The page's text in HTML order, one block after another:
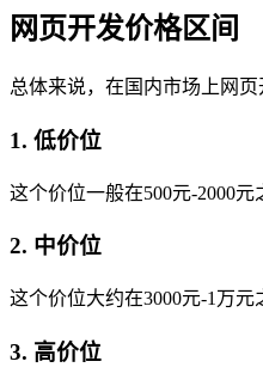
网页开发价格区间
总体来说，在国内市场上网
1. 低价位
这个价位一般在500元-2000
2. 中价位
这个价位大约在3000元-1万
3. 高价位